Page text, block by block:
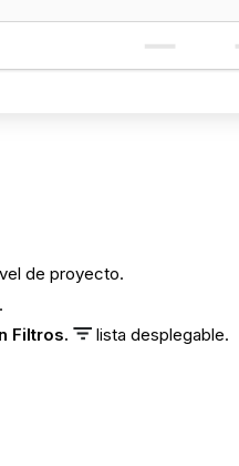
de proyecto.
.
Filtros.
lista desplegable.